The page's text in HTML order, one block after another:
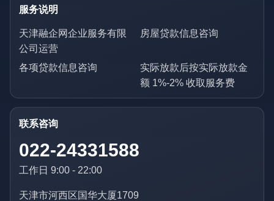
服务说明
天津融企网企业服务有限
公司运营
房屋贷款信息咨询
各项贷款信息咨询
实际放款后按实际放款金
额 1%-2% 收取服务费
联系咨询
022-24331588
工作日 9:00 - 22:00
天津市河西区国华大厦1709